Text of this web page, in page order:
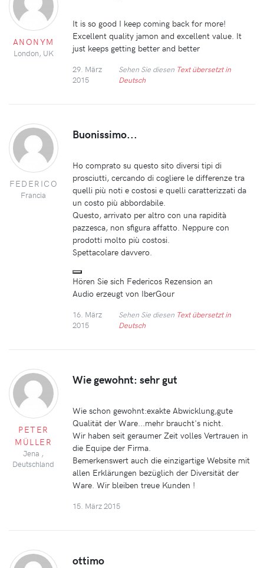
ANONYM
London, UK
It is so good I keep coming back for more!
Excellent quality jamon and excellent value. It
just keeps getting better and better
29. März
2015
Sehen Sie diesen Text übersetzt in
Deutsch
FEDERICO
Francia
Buonissimo...
Ho comprato su questo sito diversi tipi di
prosciutti, cercando di cogliere le differenze tra
quelli più noti e costosi e quelli caratterizzati da
un costo più abbordabile.
Questo, arrivato per altro con una rapidità
pazzesca, non sfigura affatto. Neppure con
prodotti molto più costosi.
Spettacolare davvero.
Hören Sie sich Federicos Rezension an
Audio erzeugt von IberGour
16. März
2015
Sehen Sie diesen Text übersetzt in
Deutsch
PETER
MÜLLER
Jena ,
Deutschland
Wie gewohnt: sehr gut
Wie schon gewohnt:exakte Abwicklung,gute
Qualität der Ware...mehr braucht's nicht.
Wir haben seit geraumer Zeit volles Vertrauen in
die Equipe der Firma.
Bemerkenswert auch die einzigartige Website mit
allen Erklärungen bezüglich der Diversität der
Ware. Wir bleiben treue Kunden !
15. März 2015
ottimo